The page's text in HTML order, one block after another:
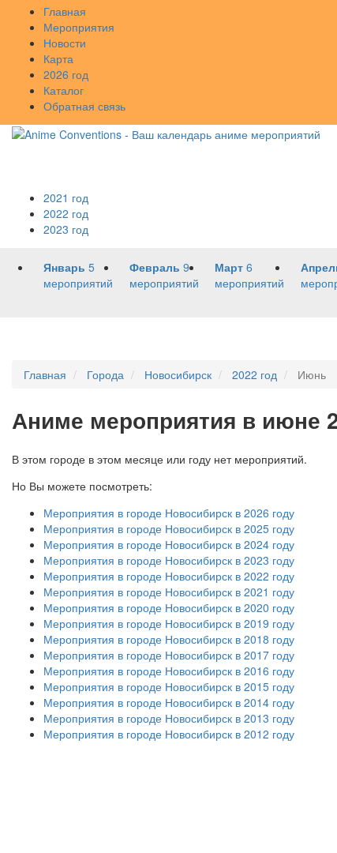
Главная
Мероприятия
Новости
Карта
2026 год
Каталог
Обратная связь
2021 год
2022 год
2023 год
Январь 5
мероприятий
Февраль 9
мероприятий
Март 6
мероприятий
Главная Города Новосибирск 2022 год Июнь
Аниме мероприятия в июне
В этом городе в этом месяце или году нет мероприятий.
Но Вы можете посмотреть:
Мероприятия в городе Новосибирск в 2026 году
Мероприятия в городе Новосибирск в 2025 году
Мероприятия в городе Новосибирск в 2024 году
Мероприятия в городе Новосибирск в 2023 году
Мероприятия в городе Новосибирск в 2022 году
Мероприятия в городе Новосибирск в 2021 году
Мероприятия в городе Новосибирск в 2020 году
Мероприятия в городе Новосибирск в 2019 году
Мероприятия в городе Новосибирск в 2018 году
Мероприятия в городе Новосибирск в 2017 году
Мероприятия в городе Новосибирск в 2016 году
Мероприятия в городе Новосибирск в 2015 году
Мероприятия в городе Новосибирск в 2014 году
Мероприятия в городе Новосибирск в 2013 году
Мероприятия в городе Новосибирск в 2012 году